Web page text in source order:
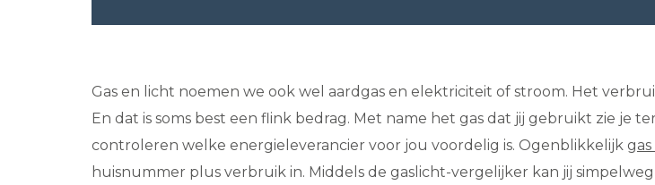
Gas en licht noemen we ook wel aardgas en elektriciteit of stroom. Het
En dat is soms best een flink bedrag. Met name het gas dat jij gebruikt zie je
controleren welke energieleverancier voor jou voordelig is. Ogenblikkelijk
huisnummer plus verbruik in. Middels de gaslicht-vergelijker kan jij